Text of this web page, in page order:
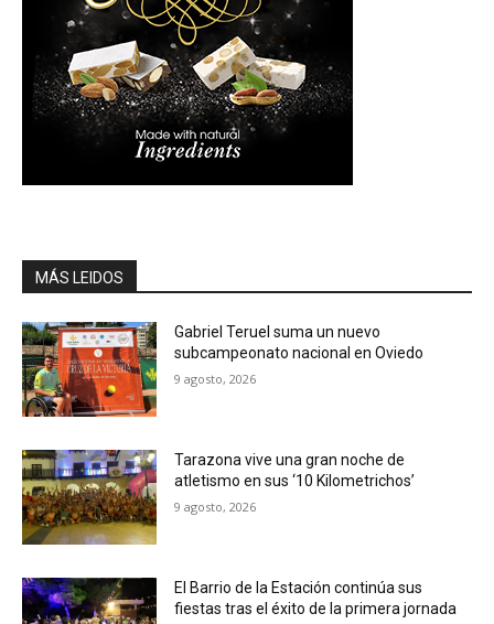
MÁS LEIDOS
Gabriel Teruel suma un nuevo
subcampeonato nacional en Oviedo
9 agosto, 2026
Tarazona vive una gran noche de
atletismo en sus ‘10 Kilometrichos’
9 agosto, 2026
El Barrio de la Estación continúa sus
fiestas tras el éxito de la primera jornada